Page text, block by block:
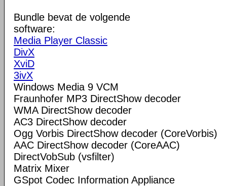
Bundle bevat de volgende
software:
Media Player Classic
DivX
XviD
3ivX
Windows Media 9 VCM
Fraunhofer MP3 DirectShow decoder
WMA DirectShow decoder
AC3 DirectShow decoder
Ogg Vorbis DirectShow decoder (CoreVorbis)
AAC DirectShow decoder (CoreAAC)
DirectVobSub (vsfilter)
Matrix Mixer
GSpot Codec Information Appliance